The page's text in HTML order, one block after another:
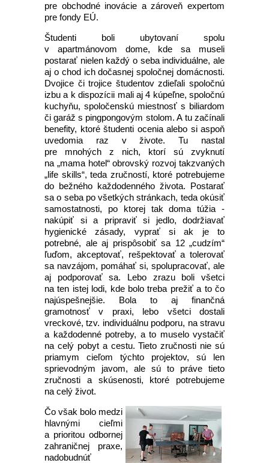
pre obchodné inovácie a zároveň expertom
pre fondy EÚ.
Študenti boli ubytovaní spolu
v apartmánovom dome, kde sa museli
postarať nielen každý o seba individuálne, ale
aj o chod ich dočasnej spoločnej domácnosti.
Dvojice či trojice študentov zdieľali spoločnú
izbu a k dispozícii mali aj 4 kúpeľne, spoločnú
kuchyňu, spoločenskú miestnosť s biliardom
či garáž s pingpongovým stolom. A tu začínali
benefity, ktoré študenti ocenia alebo si aspoň
uvedomia raz v živote. Tu nastal
pre mnohých z nich, ktorí sú zvyknutí
na „mama hotel“ obrovský rozvoj takzvaných
„life skills“, teda zručností, ktoré potrebujeme
do bežného každodenného života. Postarať
sa o seba po všetkých stránkach, teda okúsiť
samostatnosti, po ktorej tak doma túžia -
nakúpiť si a pripraviť si jedlo, dodržiavať
hygienické zásady, vyprať si ak je to
potrebné, ale aj prispôsobiť sa 12 „cudzím“
ľuďom, akceptovať, rešpektovať a tolerovať
sa navzájom, pomáhať si, spolupracovať, ale
aj podporovať sa. Lebo zrazu boli všetci
na ten istej lodi, kde bolo treba prežiť a to čo
najúspešnejšie. Bola to aj finančná
gramotnosť v praxi, lebo všetci dostali
vreckové, tzv. individuálnu podporu, na stravu
a každodenné potreby, a to muselo vystačiť
na celý pobyt a cestu. Tieto zručnosti nie sú
priamym cieľom týchto projektov, sú len
sprievodným javom, ale sú to práve tieto
zručnosti a skúsenosti, ktoré potrebujeme
na celý život.
Čo však bolo medzi
hlavnými cieľmi
a prioritou odbornej
zahraničnej praxe,
nadobudnúť